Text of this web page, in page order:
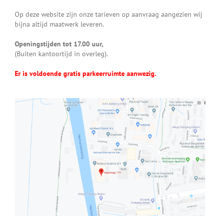
Op deze website zijn onze tarieven op aanvraag aangezien wij
bijna altijd maatwerk leveren.
Openingstijden tot 17.00 uur,
(Buiten kantoortijd in overleg).
Er is voldoende gratis parkeerruimte aanwezig.